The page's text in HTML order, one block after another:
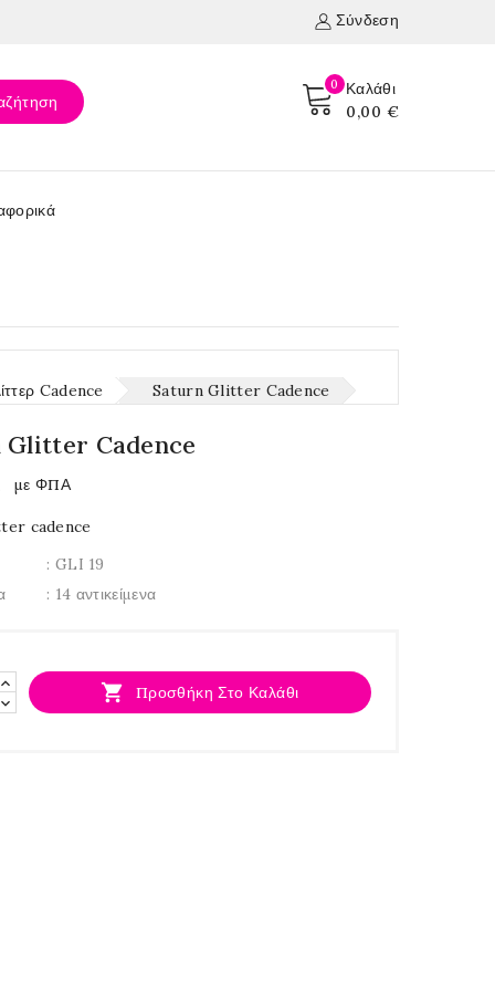
Σύνδεση
0
Καλάθι
0,00 €
Cadence Saturn Glitter Cadence
Glitter Cadence
με ΦΠΑ
cadence
: GLI 19
: 14 αντικείμενα
 Προσθήκη Στο Καλάθι